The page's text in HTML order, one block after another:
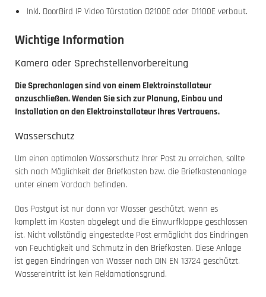
Inkl. DoorBird IP Video Türstation D2100E oder D1100E verbaut.
Wichtige Information
Kamera oder Sprechstellenvorbereitung
Die Sprechanlagen sind von einem Elektroinstallateur
anzuschließen. Wenden Sie sich zur Planung, Einbau und
Installation an den Elektroinstallateur Ihres Vertrauens.
Wasserschutz
Um einen optimalen Wasserschutz Ihrer Post zu erreichen, sollte
sich nach Möglichkeit der Briefkasten bzw. die Briefkastenanlage
unter einem Vordach befinden.
Das Postgut ist nur dann vor Wasser geschützt, wenn es
komplett im Kasten abgelegt und die Einwurfklappe geschlossen
ist. Nicht vollständig eingesteckte Post ermöglicht das Eindringen
von Feuchtigkeit und Schmutz in den Briefkasten. Diese Anlage
ist gegen Eindringen von Wasser nach DIN EN 13724 geschützt.
Wassereintritt ist kein Reklamationsgrund.